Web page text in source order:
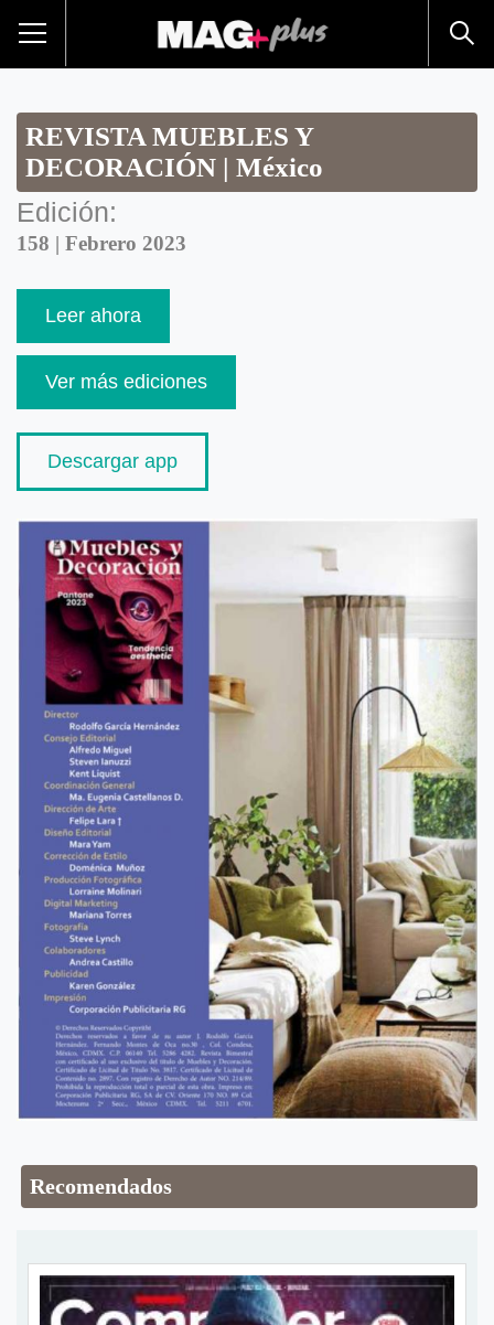
REVISTA MUEBLES Y
DECORACIÓN | México
Edición:
158 | Febrero 2023
Leer ahora
Ver más ediciones
Descargar app
Recomendados